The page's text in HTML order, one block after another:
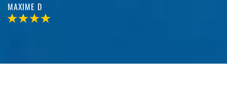
MAXIME D